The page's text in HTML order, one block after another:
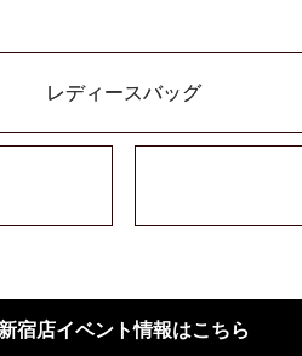
レディースバッグ
宿店イベント情報はこちら